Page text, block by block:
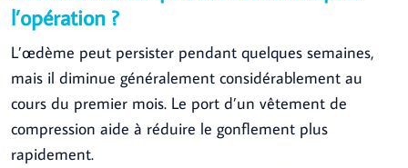
l’opération ?
L’œdème peut persister pendant quelques semaines,
mais il diminue généralement considérablement au
cours du premier mois. Le port d’un vêtement de
compression aide à réduire le gonflement plus
rapidement.